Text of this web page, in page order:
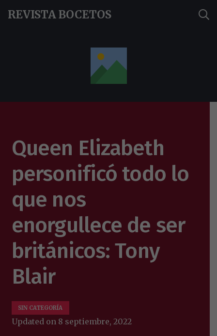
REVISTA BOCETOS
Queen Elizabeth
personificó todo lo
que nos
enorgullece de ser
británicos: Tony
Blair
SIN CATEGORÍA
Updated on 8 septiembre, 2022